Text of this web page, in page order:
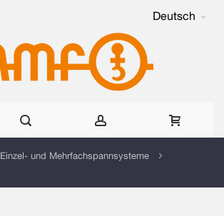
Deutsch
Einzel- und Mehrfachspannsysteme